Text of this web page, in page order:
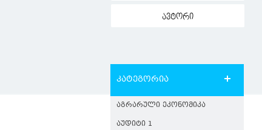
ავტორი
კატეგორია
ᲐᲒᲠᲐᲠᲣᲚᲘ ᲔᲙᲝᲜᲝᲛᲘᲙᲐ
ᲐᲣᲓᲘᲢᲘ 1